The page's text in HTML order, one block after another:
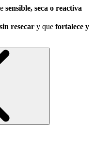
sensible, seca o reactiva
resecar y que fortalece y